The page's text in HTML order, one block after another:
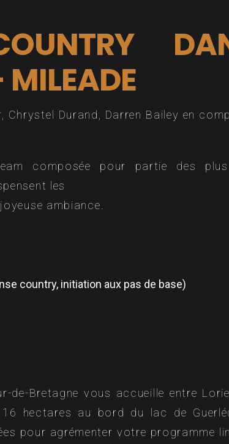
Chrystel Durand, Darren Bailey en
composée pour partie des
les
ambiance.
country, initiation aux pas de base)
de-Bretagne vous accueille entre
hectares au bord du lac de
pour agrémenter votre programme